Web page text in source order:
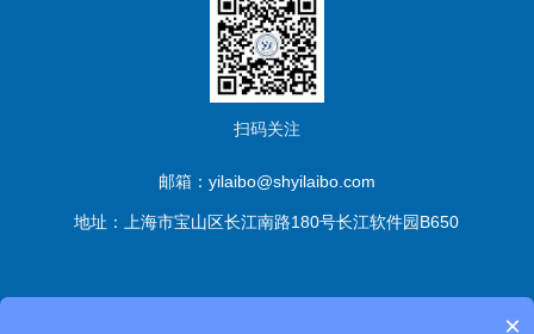
扫码关注
邮箱：yilaibo@shyilaibo.com
地址：上海市宝山区长江南路180号长江软件园B650
×